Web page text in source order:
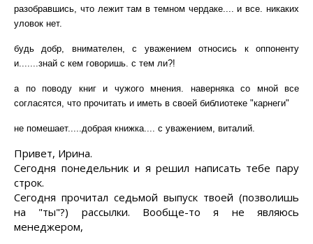
разобравшись, что лежит там в темном чердаке.... и все. никаких
уловок нет.
будь добр, внимателен, с уважением относись к оппоненту
и.......знай с кем говоришь. с тем ли?!
а по поводу книг и чужого мнения. наверняка со мной все
согласятся, что прочитать и иметь в своей библиотеке "карнеги"
не помешает.....добрая книжка.... с уважением, виталий.
Привет, Ирина.
Сегодня понедельник и я решил написать тебе пару
строк.
Сегодня прочитал седьмой выпуск твоей (позволишь
на "ты"?) рассылки. Вообще-то я не являюсь
менеджером,